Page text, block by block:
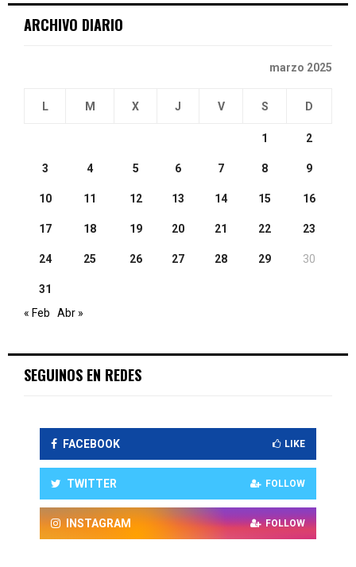
ARCHIVO DIARIO
marzo 2025
L M X J V S D
1 2
3 4 5 6 7 8 9
10 11 12 13 14 15 16
17 18 19 20 21 22 23
24 25 26 27 28 29 30
31
« Feb
Abr »
SEGUINOS EN REDES
FACEBOOK LIKE
TWITTER FOLLOW
INSTAGRAM FOLLOW